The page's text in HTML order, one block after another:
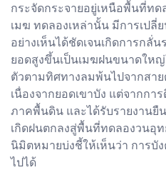
กระจัดกระจายอยู่เหนือพื้นที่ท
เมฆ ทดลองเหล่านั้น มีการเปลี่
อย่างเห็นได้ชัดเจนเกิดการกลั่
ยอดสูงขึ้นเป็นเมฆฝนขนาดใหญ่
ตัวตามทิศทางลมพ้นไปจากสาย
เนื่องจากยอดเขาบัง แต่จากกา
ภาคพื้นดิน และได้รับรายงานยื
เกิดฝนตกลงสู่พื้นที่ทดลองวนอุ
นิมิตหมายบ่งชี้ให้เห็นว่า การบั
ไปได้